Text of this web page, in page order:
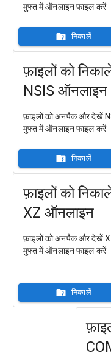
मुफ्त में ऑनलाइन फाइल करें
निकालें
फ़ाइलों को
NSIS ऑनलाइन
फ़ाइलों को अनपैक और देखें
मुफ्त में ऑनलाइन फाइल करें
निकालें
फ़ाइलों को
XZ ऑनलाइन
फ़ाइलों को अनपैक और देखें
मुफ्त में ऑनलाइन फाइल करें
निकालें